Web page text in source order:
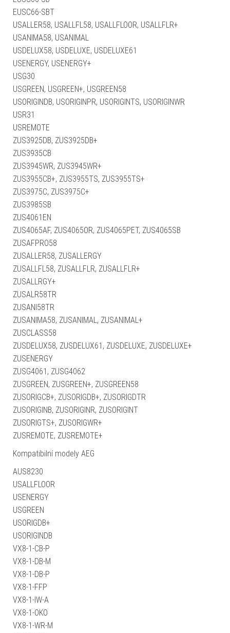
EUSC66-SBT
USALLER58, USALLFL58, USALLFLOOR, USALLFLR+
USANIMA58, USANIMAL
USDELUX58, USDELUXE, USDELUXE61
USENERGY, USENERGY+
USG30
USGREEN, USGREEN+, USGREEN58
USORIGINDB, USORIGINPR, USORIGINTS, USORIGINWR
USR31
USREMOTE
ZUS3925DB, ZUS3925DB+
ZUS3935CB
ZUS3945WR, ZUS3945WR+
ZUS3955CB+, ZUS3955TS, ZUS3955TS+
ZUS3975C, ZUS3975C+
ZUS3985SB
ZUS4061EN
ZUS4065AF, ZUS4065OR, ZUS4065PET, ZUS4065SB
ZUSAFPRO58
ZUSALLER58, ZUSALLERGY
ZUSALLFL58, ZUSALLFLR, ZUSALLFLR+
ZUSALLRGY+
ZUSALR58TR
ZUSANI58TR
ZUSANIMA58, ZUSANIMAL, ZUSANIMAL+
ZUSCLASS58
ZUSDELUX58, ZUSDELUX61, ZUSDELUXE, ZUSDELUXE+
ZUSENERGY
ZUSG4061, ZUSG4062
ZUSGREEN, ZUSGREEN+, ZUSGREEN58
ZUSORIGCB+, ZUSORIGDB+, ZUSORIGDTR
ZUSORIGINB, ZUSORIGINR, ZUSORIGINT
ZUSORIGTS+, ZUSORIGWR+
ZUSREMOTE, ZUSREMOTE+
Kompatibilní modely AEG
AUS8230
USALLFLOOR
USENERGY
USGREEN
USORIGDB+
USORIGINDB
VX8-1-CB-P
VX8-1-DB-M
VX8-1-DB-P
VX8-1-FFP
VX8-1-IW-A
VX8-1-OKO
VX8-1-WR-M